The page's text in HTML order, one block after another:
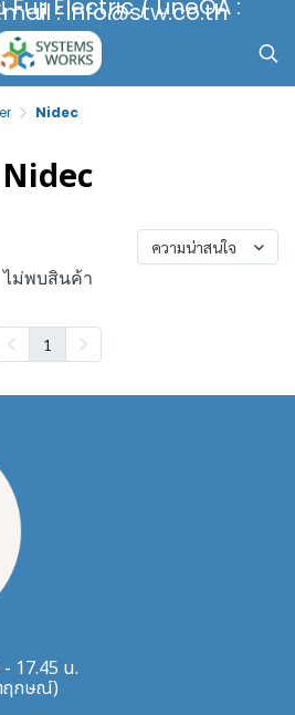
Electric / LineOA :
: info@stw.co.th
Nidec
Nidec
ความน่าสนใจ
ไม่พบสินค้า
1
17.45 น.
ฤกษณ์)